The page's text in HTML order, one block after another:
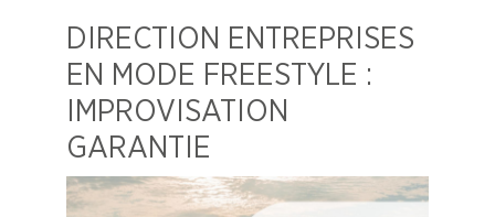
DIRECTION ENTREPRISES
EN MODE FREESTYLE :
IMPROVISATION
GARANTIE